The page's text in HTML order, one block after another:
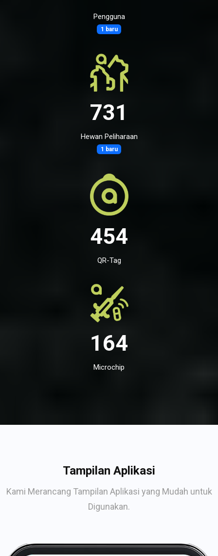
Pengguna
1 baru
731
Hewan Peliharaan
1 baru
454
QR-Tag
164
Microchip
Tampilan Aplikasi
Kami Merancang Tampilan Aplikasi yang Mudah untuk
Digunakan.